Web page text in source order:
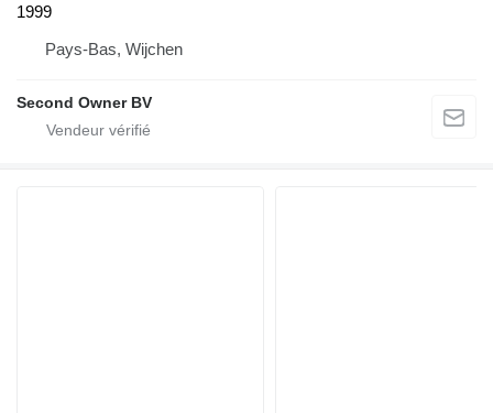
1999
Pays-Bas, Wijchen
Second Owner BV